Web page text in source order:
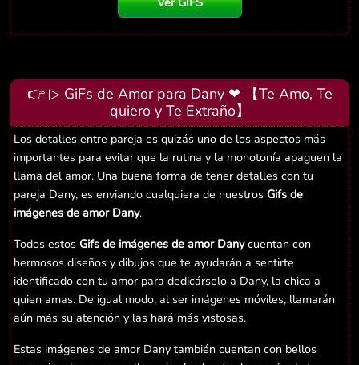
👉 ▷ GiFs de Amor para Dany ❤ 【Te Amo, Te
quiero y Te Extraño】
Los detalles entre pareja es quizás uno de los aspectos más
importantes para evitar que la rutina y la monotonía apaguen la
llama del amor. Una buena forma de tener detalles con tu
pareja Dany, es enviando cualquiera de nuestros Gifs de
imágenes de amor Dany.
Todos estos Gifs de imágenes de amor Danycuentan con
hermosos diseños y dibujos que te ayudarán a sentirte
identificado con tu amor para dedicárselo a Dany, la chica a
quien amas. De igual modo, al ser imágenes móviles, llamarán
aún más su atención y las hará más vistosas.
Estas imágenes de amor Dany también cuentan con bellos